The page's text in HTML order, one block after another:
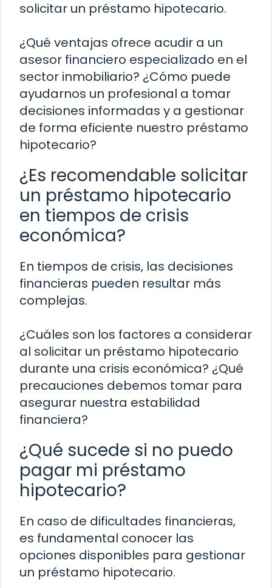
solicitar un préstamo hipotecario.
¿Qué ventajas ofrece acudir a un
asesor financiero especializado en el
sector inmobiliario? ¿Cómo puede
ayudarnos un profesional a tomar
decisiones informadas y a gestionar
de forma eficiente nuestro préstamo
hipotecario?
¿Es recomendable solicitar
un préstamo hipotecario
en tiempos de crisis
económica?
En tiempos de crisis, las decisiones
financieras pueden resultar más
complejas.
¿Cuáles son los factores a considerar
al solicitar un préstamo hipotecario
durante una crisis económica? ¿Qué
precauciones debemos tomar para
asegurar nuestra estabilidad
financiera?
¿Qué sucede si no puedo
pagar mi préstamo
hipotecario?
En caso de dificultades financieras,
es fundamental conocer las
opciones disponibles para gestionar
un préstamo hipotecario.